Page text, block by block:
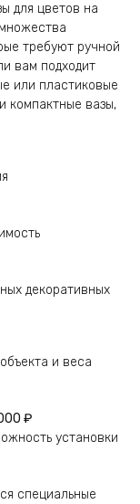
для цветов на
требуют ручной
вам подходит
или пластиковые
компактные вазы,
декоративных
и веса
₽
установки
специальные